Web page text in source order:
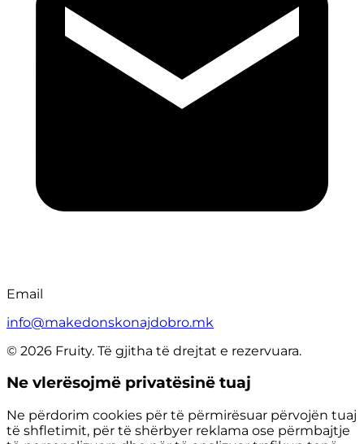
Email
info@makedonskonajdobro.mk
© 2026 Fruity. Të gjitha të drejtat e rezervuara.
Ne vlerësojmë privatësinë tuaj
Ne përdorim cookies për të përmirësuar përvojën tuaj
të shfletimit, për të shërbyer reklama ose përmbajtje